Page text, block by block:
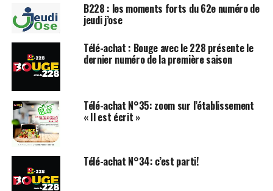
B228 : les moments forts du 62e numéro de
jeudi j’ose
Télé-achat : Bouge avec le 228 présente le
dernier numéro de la première saison
Télé-achat N°35: zoom sur l’établissement
« Il est écrit »
Télé-achat N°34: c’est parti!